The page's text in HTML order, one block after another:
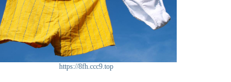
https://8fh.ccc9.top